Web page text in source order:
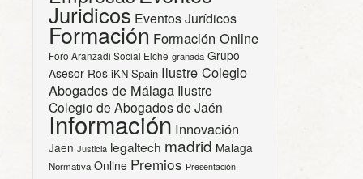
Juridicos Eventos Jurídicos
Formación Formación Online
Foro Aranzadi Social Elche granada Grupo
Asesor Ros iKN Spain Ilustre Colegio
Abogados de Málaga Ilustre
Colegio de Abogados de Jaén
Información Innovación
Jaen Justicia legaltech madrid Malaga
Normativa Online Premios Presentación